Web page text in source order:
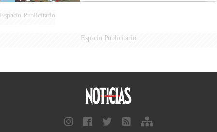
Espacio Publicitario
Espacio Publicitario